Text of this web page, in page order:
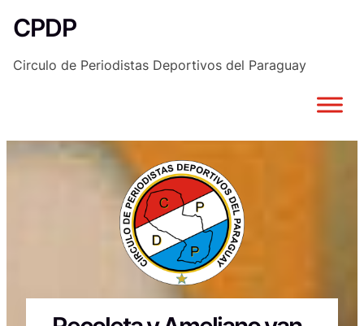
Saltar
al
contenido
CPDP
Circulo de Periodistas Deportivos del Paraguay